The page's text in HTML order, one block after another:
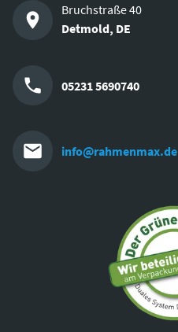
Bruchstraße 40
Detmold, DE
05231 5690740
info@rahmenmax.de